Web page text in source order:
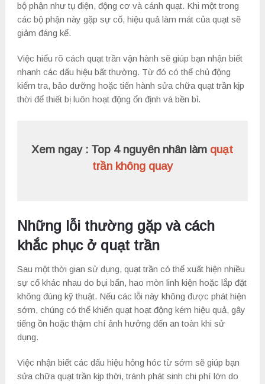
bộ phận như tụ điện, động cơ và cánh quạt. Khi một trong
các bộ phận này gặp sự cố, hiệu quả làm mát của quạt sẽ
giảm đáng kể.
Việc hiểu rõ cách quạt trần vận hành sẽ giúp bạn nhận biết
nhanh các dấu hiệu bất thường. Từ đó có thể chủ động
kiểm tra, bảo dưỡng hoặc tiến hành sửa chữa quạt trần kịp
thời để thiết bị luôn hoạt động ổn định và bền bỉ.
Xem ngay : Top 4 nguyên nhân làm quạt
trần không quay
Những lỗi thường gặp và cách
khắc phục ở quạt trần
Sau một thời gian sử dụng, quạt trần có thể xuất hiện nhiều
sự cố khác nhau do bụi bẩn, hao mòn linh kiện hoặc lắp đặt
không đúng kỹ thuật. Nếu các lỗi này không được phát hiện
sớm, chúng có thể khiến quạt hoạt động kém hiệu quả, gây
tiếng ồn hoặc thậm chí ảnh hưởng đến an toàn khi sử
dụng.
Việc nhận biết các dấu hiệu hỏng hóc từ sớm sẽ giúp bạn
sửa chữa quạt trần kịp thời, tránh phát sinh chi phí lớn do